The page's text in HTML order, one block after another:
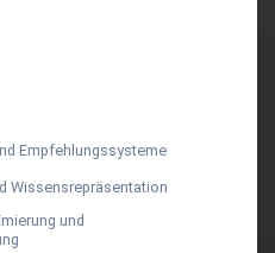
Empfehlungssysteme
Wissensrepräsentation
und